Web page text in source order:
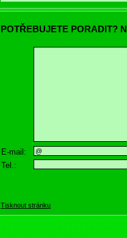
POTŘEBUJETE PORADIT?
E-mail:
Tel.:
Tisknout stránku